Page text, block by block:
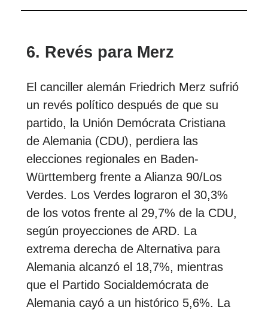
6. Revés para Merz
El canciller alemán Friedrich Merz sufrió
un revés político después de que su
partido, la Unión Demócrata Cristiana
de Alemania (CDU), perdiera las
elecciones regionales en Baden-
Württemberg frente a Alianza 90/Los
Verdes. Los Verdes lograron el 30,3%
de los votos frente al 29,7% de la CDU,
según proyecciones de ARD. La
extrema derecha de Alternativa para
Alemania alcanzó el 18,7%, mientras
que el Partido Socialdemócrata de
Alemania cayó a un histórico 5,6%. La